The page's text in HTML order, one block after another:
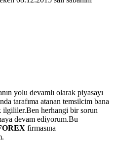
yolu devamlı olarak piyasayı
tarafıma atanan temsilcim bana
ilgililer.Ben herhangi bir sorun
devam ediyorum.Bu
firmasına